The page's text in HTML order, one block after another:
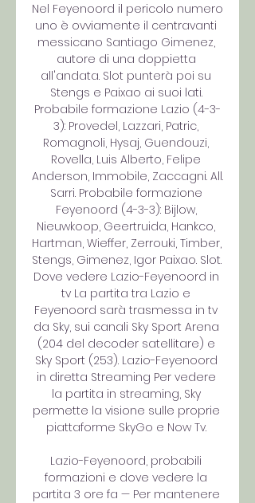
Nel Feyenoord il pericolo numero
uno è ovviamente il centravanti
messicano Santiago Gimenez,
autore di una doppietta
all'andata. Slot punterà poi su
Stengs e Paixao ai suoi lati.
Probabile formazione Lazio (4-3-
3): Provedel, Lazzari, Patric,
Romagnoli, Hysaj, Guendouzi,
Rovella, Luis Alberto, Felipe
Anderson, Immobile, Zaccagni. All.
Sarri. Probabile formazione
Feyenoord (4-3-3): Bijlow,
Nieuwkoop, Geertruida, Hankco,
Hartman, Wieffer, Zerrouki, Timber,
Stengs, Gimenez, Igor Paixao. Slot.
Dove vedere Lazio-Feyenoord in
tv La partita tra Lazio e
Feyenoord sarà trasmessa in tv
da Sky, sui canali Sky Sport Arena
(204 del decoder satellitare) e
Sky Sport (253). Lazio-Feyenoord
in diretta Streaming Per vedere
la partita in streaming, Sky
permette la visione sulle proprie
piattaforme SkyGo e Now Tv.
Lazio-Feyenoord, probabili
formazioni e dove vedere la
partita 3 ore fa — Per mantenere